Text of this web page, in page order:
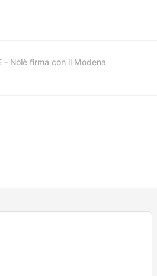
- Nolè firma con il Modena